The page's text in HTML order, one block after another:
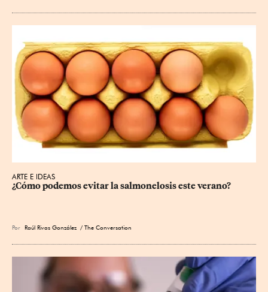
ARTE E IDEAS
¿Cómo podemos evitar la salmonelosis este verano?
Por Raúl Rivas González / The Conversation